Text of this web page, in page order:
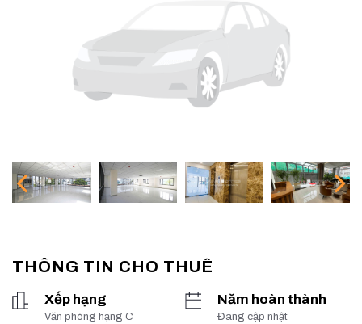
THÔNG TIN CHO THUÊ
Xếp hạng
Văn phòng hạng C
Năm hoàn thành
Đang cập nhật